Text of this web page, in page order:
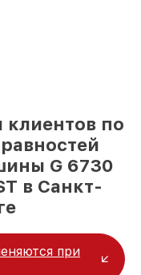
по
G 6730
в Санкт-
при